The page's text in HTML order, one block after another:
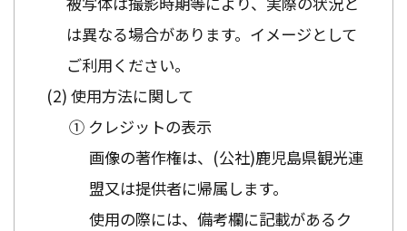
は異なる場合があります。イメージとして
ご利用ください。
使用方法に関して
① クレジットの表示
画像の著作権は、(公社)鹿児島県観光連
盟又は提供者に帰属します。
使用の際には、備考欄に記載があるク